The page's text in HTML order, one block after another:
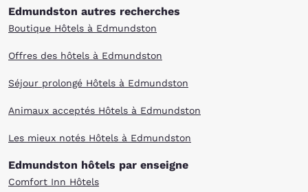
Edmundston autres recherches
Boutique Hôtels à Edmundston
Offres des hôtels à Edmundston
Séjour prolongé Hôtels à Edmundston
Animaux acceptés Hôtels à Edmundston
Les mieux notés Hôtels à Edmundston
Edmundston hôtels par enseigne
Comfort Inn Hôtels